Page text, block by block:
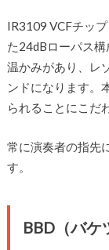
IR3109 VCFチッ
た24dBローパス
温かみがあり、レ
ンドになります。
られることにこだ
常に演奏者の指先
す。
BBD（バケ